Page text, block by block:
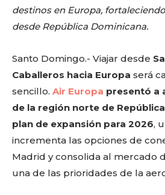
destinos en Europa,
desde República Dominicana.
Santo Domingo.- Viajar desde
Caballeros hacia Europa será
sencillo. Air Europa presentó a
de la región norte de
plan de expansión para 2026,
incrementa las opciones de
Madrid y consolida al mercado
una de las prioridades de la